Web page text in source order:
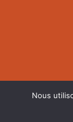
Nous